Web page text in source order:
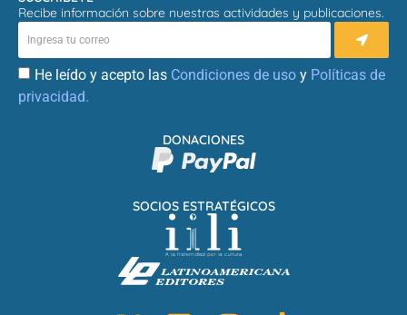
Recibe información sobre nuestras actividades y publicaciones.
He leído y acepto las Condiciones de uso y Políticas de
privacidad.
SOCIOS ESTRATÉGICOS
DONACIONES